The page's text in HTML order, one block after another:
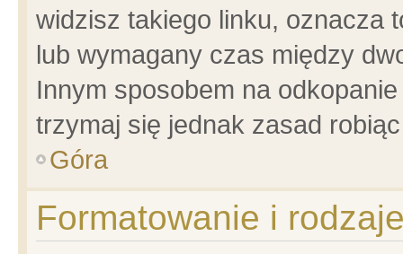
widzisz takiego linku, oznacza
lub wymagany czas między
Innym sposobem na
trzymaj się jednak zasad
Góra
Formatowanie i